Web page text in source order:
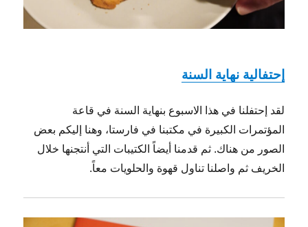
إحتفالية نهاية السنة
لقد إحتفلنا في هذا الاسبوع بنهاية السنة في قاعة
المؤتمرات الكبيرة في مكتبنا في فارستا، وهنا إليكم بعض
الصور من هناك. ثم قدمنا ​​أيضاً الكتيبات التي أنتجنها خلال
الخريف ثم واصلنا تناول قهوة والحلويات معاً.